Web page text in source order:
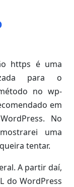
https é uma
para o
no wp-
em
No
uma
tentar.
A partir daí,
do WordPress